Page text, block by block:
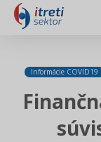
Informácie COVID19